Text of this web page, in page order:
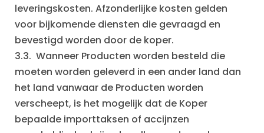
leveringskosten. Afzonderlijke kosten gelden
voor bijkomende diensten die gevraagd en
bevestigd worden door de koper.
3.3. Wanneer Producten worden besteld die
moeten worden geleverd in een ander land dan
het land vanwaar de Producten worden
verscheept, is het mogelijk dat de Koper
bepaalde importtaksen of accijnzen